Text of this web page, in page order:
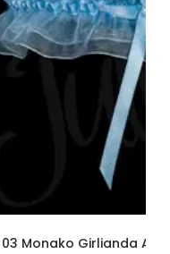
(NMP50683)